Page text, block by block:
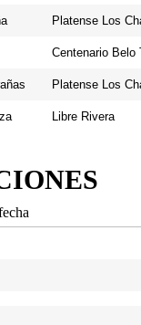
Platense Los
Centenario Belo
Platense Los
Libre Rivera